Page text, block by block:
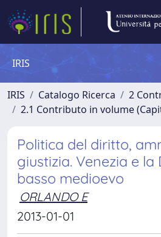
IRIS
IRIS Catalogo Ricerca
2
2.1 Contributo in volume
Politica del diritto,
giustizia. Venezia e la
basso medioevo
ORLANDO E
2013-01-01